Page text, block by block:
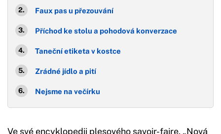
Faux pas u přezouvání
Příchod ke stolu a pohodová konverzace
Taneční etiketa v kostce
Zrádné jídlo a pití
Nejsme na večírku
Ve své encyklopedii plesového savoir-faire, „Nová